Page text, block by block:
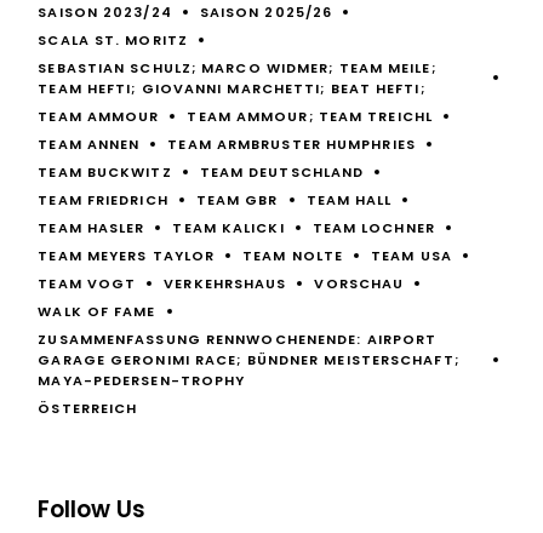
SAISON 2023/24
SAISON 2025/26
SCALA ST. MORITZ
SEBASTIAN SCHULZ; MARCO WIDMER; TEAM MEILE;
TEAM HEFTI; GIOVANNI MARCHETTI; BEAT HEFTI;
TEAM AMMOUR
TEAM AMMOUR; TEAM TREICHL
TEAM ANNEN
TEAM ARMBRUSTER HUMPHRIES
TEAM BUCKWITZ
TEAM DEUTSCHLAND
TEAM FRIEDRICH
TEAM GBR
TEAM HALL
TEAM HASLER
TEAM KALICKI
TEAM LOCHNER
TEAM MEYERS TAYLOR
TEAM NOLTE
TEAM USA
TEAM VOGT
VERKEHRSHAUS
VORSCHAU
WALK OF FAME
ZUSAMMENFASSUNG RENNWOCHENENDE: AIRPORT
GARAGE GERONIMI RACE; BÜNDNER MEISTERSCHAFT;
MAYA-PEDERSEN-TROPHY
ÖSTERREICH
Follow Us